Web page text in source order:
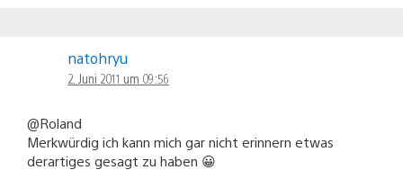
natohryu
2. Juni 2011 um 09:56
@Roland
Merkwürdig ich kann mich gar nicht erinnern etwas
derartiges gesagt zu haben 😀